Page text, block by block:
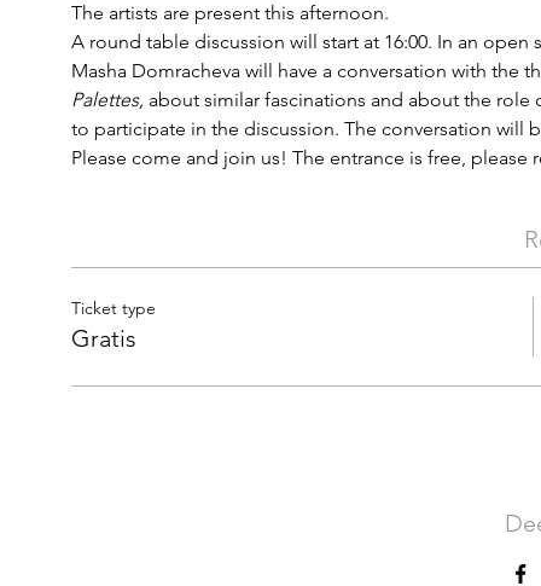
The artists are present this afternoon.
A round table discussion will start at 16:00. In an
Masha Domracheva will have a conversation with the
Palettes, about similar fascinations and about the role
to participate in the discussion. The conversation will
Please come and join us! The entrance is free, please
Ticket type
Gratis